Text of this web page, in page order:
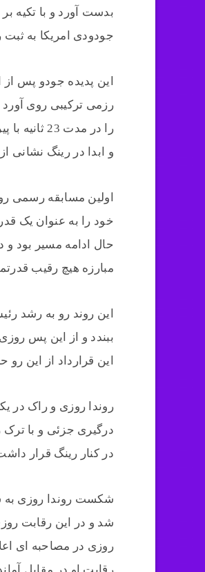
بدست آورد و با تکیه
جودودی امریکا به ثبت
رزمی ترکیبی روی
را در مدت
و ابدا در رینگ نشانی
خود را به عنوان یک
حال ادامه مسیر بود
مبارزه هیچ رقیب
این روند رو به رشد
ببندد و از این پس
این قرارداد از این
روندا روزی و راک در
درگیری جزئی و با
در کنار رینگ قرار
شد و در این رقابت
روزی در مصاحبه ای